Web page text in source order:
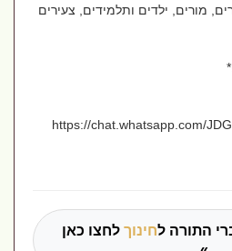
מורים, ילדים ותלמידים, צעירים
https://chat.whatsapp.com/
התורה לחינוךלחצו כאן